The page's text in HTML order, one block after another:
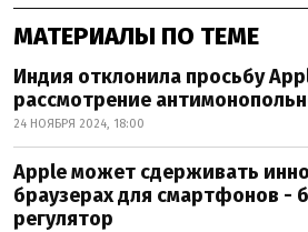
МАТЕРИАЛЫ ПО ТЕМЕ
Индия отклонила просьбу
рассмотрение
24 НОЯБРЯ 2024, 18:00
Apple может сдерживать
браузерах для смартфонов -
регулятор